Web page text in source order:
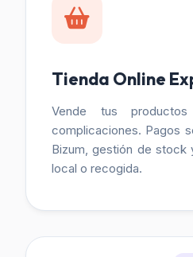
Tienda Online
Vende tus
complicaciones. Pagos
Bizum, gestión de stock
local o recogida.